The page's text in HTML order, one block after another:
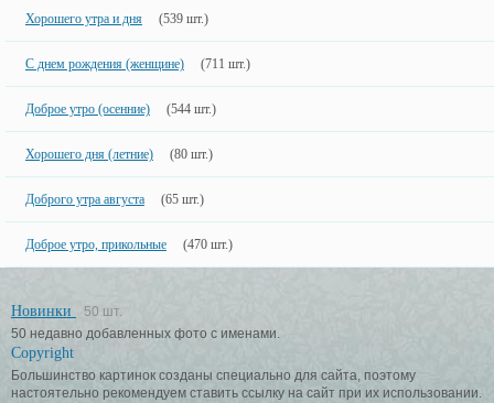
Хорошего утра и дня (539 шт.)
С днем рождения (женщине) (711 шт.)
Доброе утро (осенние) (544 шт.)
Хорошего дня (летние) (80 шт.)
Доброго утра августа (65 шт.)
Доброе утро, прикольные (470 шт.)
Новинки
50 шт.
50 недавно добавленных фото с именами.
Copyright
Большинство картинок созданы специально для сайта, поэтому
настоятельно рекомендуем ставить ссылку на сайт при их использовании.